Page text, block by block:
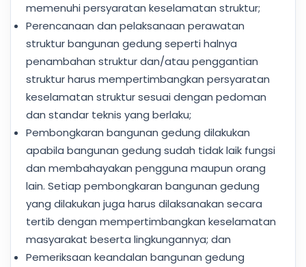
memenuhi persyaratan keselamatan struktur;
Perencanaan dan pelaksanaan perawatan
struktur bangunan gedung seperti halnya
penambahan struktur dan/atau penggantian
struktur harus mempertimbangkan persyaratan
keselamatan struktur sesuai dengan pedoman
dan standar teknis yang berlaku;
Pembongkaran bangunan gedung dilakukan
apabila bangunan gedung sudah tidak laik fungsi
dan membahayakan pengguna maupun orang
lain. Setiap pembongkaran bangunan gedung
yang dilakukan juga harus dilaksanakan secara
tertib dengan mempertimbangkan keselamatan
masyarakat beserta lingkungannya; dan
Pemeriksaan keandalan bangunan gedung